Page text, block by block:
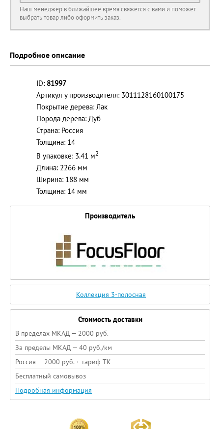
Наш менеджер в ближайшее время свяжется с вами и поможет
выбрать товар либо оформить заказ.
Подробное описание
ID: 81997
Артикул у производителя: 3011128160100175
Покрытие дерева: Лак
Порода дерева: Дуб
Страна: Россия
Толщина: 14
В упаковке: 3.41 м2
Длина: 2266 мм
Ширина: 188 мм
Толщина: 14 мм
Производитель
Коллекция 3-полосная
Стоимость доставки
В пределах МКАД — 2000 руб.
За пределы МКАД — 40 руб./км
Россия — 2000 руб. + тариф ТК
Бесплатный самовывоз
Подробная информация